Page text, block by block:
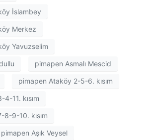
İslambey
Merkez
Yavuzselim
pimapen Asmalı Mescid
pimapen Ataköy 2-5-6. kısım
11. kısım
9-10. kısım
Aşık Veysel